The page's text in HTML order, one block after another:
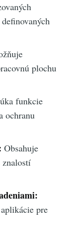
plochu
funkcie
ochranu
Obsahuje
znalostí
pre